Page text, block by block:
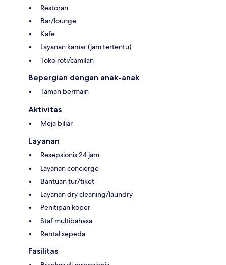
Restoran
Bar/lounge
Kafe
Layanan kamar (jam tertentu)
Toko roti/camilan
Bepergian dengan anak-anak
Taman bermain
Aktivitas
Meja biliar
Layanan
Resepsionis 24 jam
Layanan concierge
Bantuan tur/tiket
Layanan dry cleaning/laundry
Penitipan koper
Staf multibahasa
Rental sepeda
Fasilitas